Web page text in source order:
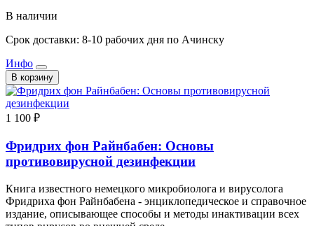
В наличии
Срок доставки: 8-10 рабочих дня по Ачинску
Инфо
В корзину
1 100 ₽
Фридрих фон Райнбабен: Основы
противовирусной дезинфекции
Книга известного немецкого микробиолога и вирусолога
Фридриха фон Райнбабена - энциклопедическое и справочное
издание, описывающее способы и методы инактивации всех